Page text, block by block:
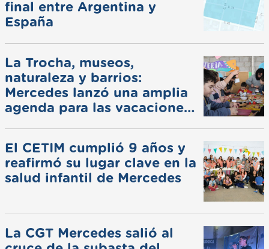
final entre Argentina y
España
La Trocha, museos,
naturaleza y barrios:
Mercedes lanzó una amplia
agenda para las vacaciones
El CETIM cumplió 9 años y
reafirmó su lugar clave en la
salud infantil de Mercedes
La CGT Mercedes salió al